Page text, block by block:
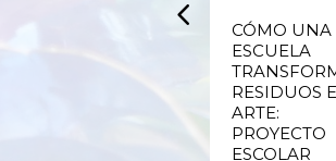
CÓMO UNA
ESCUELA
RESIDUOS
ARTE:
PROYECTO
ESCOLAR